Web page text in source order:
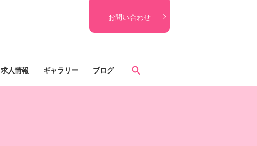
お問い合わせ
求人情報 ギャラリー ブログ